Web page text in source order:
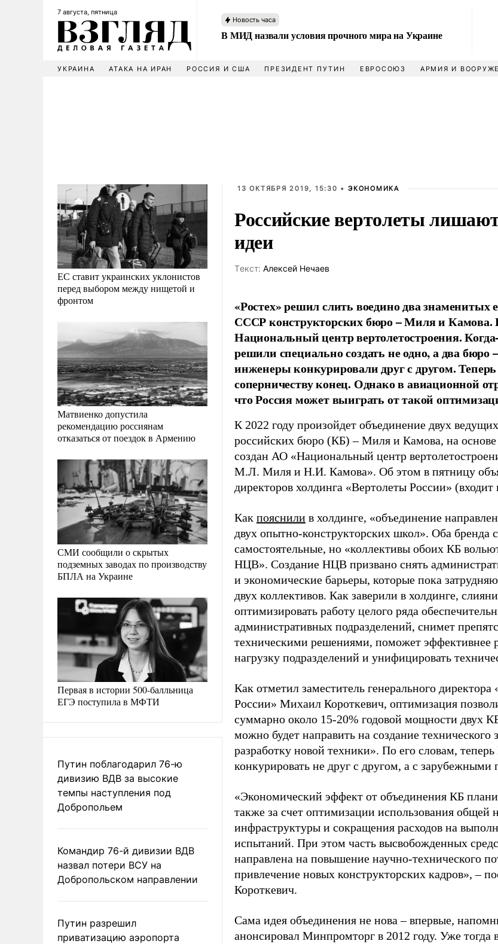
7 августа, пятница
Новость часа
В МИД назвали условия прочного мира на Украине
УКРАИНА АТАКА НА ИРАН РОССИЯ И США ПРЕЗИДЕНТ ПУТИН ЕВРОСОЮЗ АРМИЯ И
ЕС ставит украинских уклонистов
перед выбором между нищетой и
фронтом
Матвиенко допустила
рекомендацию россиянам
отказаться от поездок в Армению
СМИ сообщили о скрытых
подземных заводах по производству
БПЛА на Украине
Первая в истории 500-балльница
ЕГЭ поступила в МФТИ
Путин поблагодарил 76-ю
дивизию ВДВ за высокие
темпы наступления под
Добропольем
Командир 76-й дивизии ВДВ
назвал потери ВСУ на
Добропольском направлении
Путин разрешил
приватизацию аэропорта
13 ОКТЯБРЯ 2019, 15:30 • ЭКОНОМИКА
Российские вертолеты
идеи
Tекст: Алексей Нечаев
«Ростех» решил слить воедино два знаменитых
СССР конструкторских бюро – Миля и Камова.
Национальный центр вертолетостроения.
решили специально создать не одно, а два бюро
инженеры конкурировали друг с другом.
соперничеству конец. Однако в авиационной
что Россия может выиграть от такой
К 2022 году произойдет объединение двух
российских бюро (КБ) – Миля и Камова, на основе
создан АО «Национальный центр
М.Л. Миля и Н.И. Камова». Об этом в пятницу
директоров холдинга «Вертолеты России» (входит
Как пояснили в холдинге, «объединение
двух опытно-конструкторских школ». Оба бренда
самостоятельные, но «коллективы обоих КБ
НЦВ». Создание НЦВ призвано снять
и экономические барьеры, которые пока
двух коллективов. Как заверили в холдинге,
оптимизировать работу целого ряда
административных подразделений, снимет
техническими решениями, поможет эффективнее
нагрузку подразделений и унифицировать
Как отметил заместитель генерального директора
России» Михаил Короткевич, оптимизация
суммарно около 15-20% годовой мощности двух
можно будет направить на создание технического
разработку новой техники». По его словам,
конкурировать не друг с другом, а с зарубежными
«Экономический эффект от объединения КБ
также за счет оптимизации использования общей
инфраструктуры и сокращения расходов на
испытаний. При этом часть высвобожденных
направлена на повышение научно-технического
привлечение новых конструкторских кадров», –
Короткевич.
Сама идея объединения не нова – впервые,
анонсировал Минпромторг в 2012 году. Уже тогда